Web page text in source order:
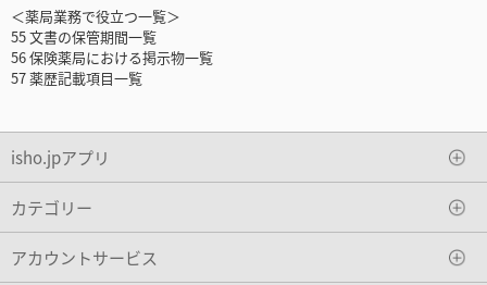
＜薬局業務で役立つ一覧＞
55 文書の保管期間一覧
56 保険薬局における掲示物一覧
57 薬歴記載項目一覧
isho.jpアプリ
カテゴリー
アカウントサービス